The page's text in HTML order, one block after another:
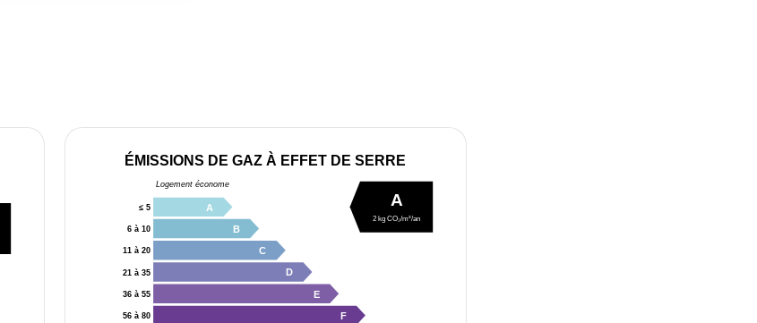
ÉMISSIONS DE GAZ À EFFET DE SERRE
Logement économe
≤ 5 A
6 à 10 B
11 à 20 C
21 à 35 D
36 à 55 E
56 à 80 F
A
2 kg CO₂/m²/an